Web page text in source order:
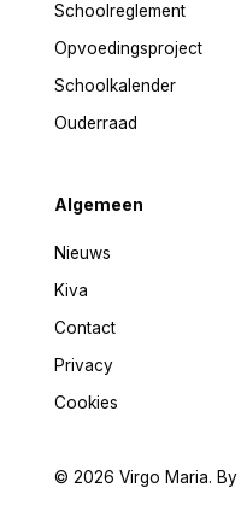
Schoolreglement
Opvoedingsproject
Schoolkalender
Ouderraad
Algemeen
Nieuws
Kiva
Contact
Privacy
Cookies
© 2026 Virgo Maria. By